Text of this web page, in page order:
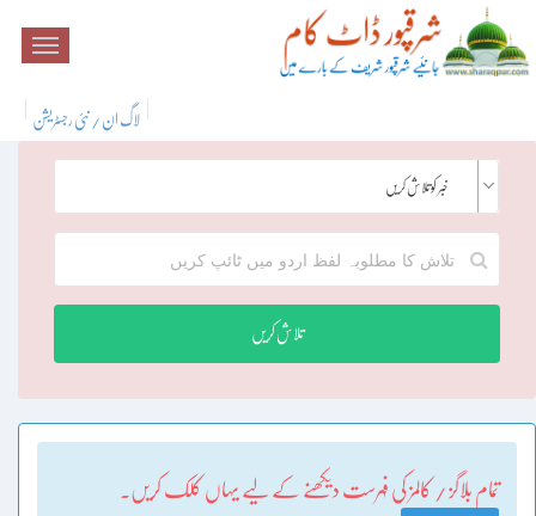
لاگ ان / نئی رجسٹریشن
خبر کو تلاش کریں
تلاش کریں
تمام بلاگز / کالمز کی فہرست دیکھنے کے لیے یہاں کلک کریں۔